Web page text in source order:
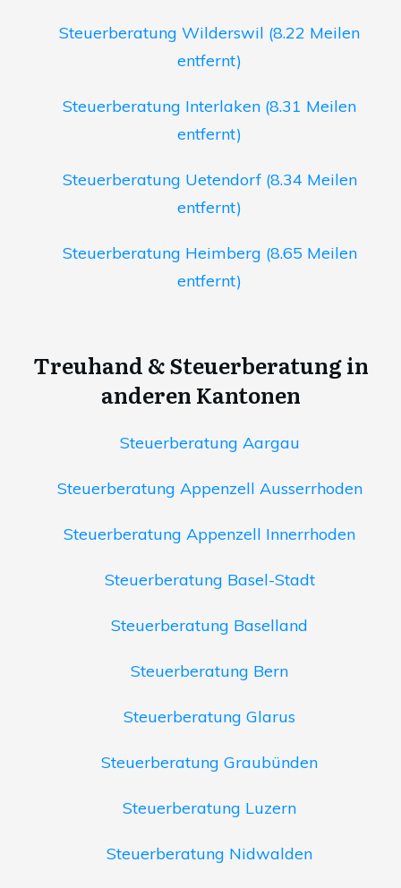
Steuerberatung Wilderswil (8.22 Meilen
entfernt)
Steuerberatung Interlaken (8.31 Meilen
entfernt)
Steuerberatung Uetendorf (8.34 Meilen
entfernt)
Steuerberatung Heimberg (8.65 Meilen
entfernt)
Treuhand & Steuerberatung in
anderen Kantonen
Steuerberatung Aargau
Steuerberatung Appenzell Ausserrhoden
Steuerberatung Appenzell Innerrhoden
Steuerberatung Basel-Stadt
Steuerberatung Baselland
Steuerberatung Bern
Steuerberatung Glarus
Steuerberatung Graubünden
Steuerberatung Luzern
Steuerberatung Nidwalden